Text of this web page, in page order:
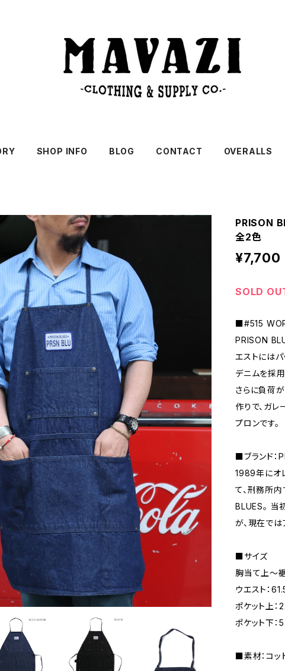
SHOP INFO BLOG CONTACT OVERALLS
PRISON
全2色
¥7,700
SOLD
■#515
PRISON
エストには
デニムを採
さらに負荷
作りで、ガ
プロンです。
■ブランド：
1989年にオ
て、刑務所
BLUES。 当
が、現在で
■サイズ
胸当て上～
ウエスト：
ポケット上
ポケット下
■素材：コッ